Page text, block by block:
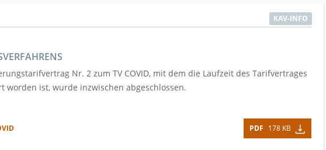
KAV-INFO
Nr. 2 zum TV COVID, mit dem die Laufzeit des Tarifvertrages
worden ist, wurde inzwischen abgeschlossen.
PDF 178 KB